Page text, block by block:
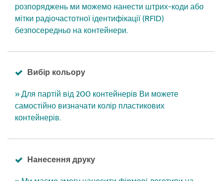
розпоряджень ми можемо нанести штрих-коди або
мітки радіочастотної ідентифікації (RFID)
безпосередньо на контейнери.
Вибір кольору
» Для партій від 200 контейнерів Ви можете
самостійно визначати колір пластикових
контейнерів.
Нанесення друку